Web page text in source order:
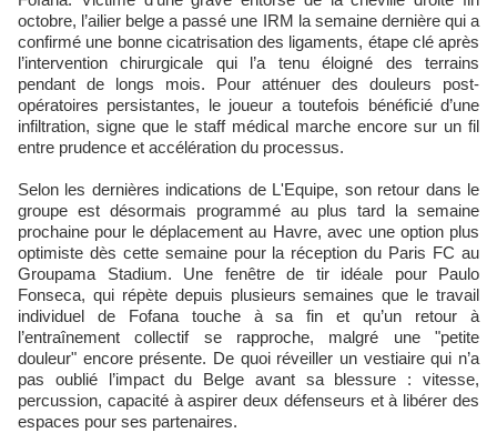
octobre, l’ailier belge a passé une IRM la semaine dernière qui a
confirmé une bonne cicatrisation des ligaments, étape clé après
l’intervention chirurgicale qui l’a tenu éloigné des terrains
pendant de longs mois. Pour atténuer des douleurs post-
opératoires persistantes, le joueur a toutefois bénéficié d’une
infiltration, signe que le staff médical marche encore sur un fil
entre prudence et accélération du processus.
Selon les dernières indications de L'Equipe, son retour dans le
groupe est désormais programmé au plus tard la semaine
prochaine pour le déplacement au Havre, avec une option plus
optimiste dès cette semaine pour la réception du Paris FC au
Groupama Stadium. Une fenêtre de tir idéale pour Paulo
Fonseca, qui répète depuis plusieurs semaines que le travail
individuel de Fofana touche à sa fin et qu’un retour à
l’entraînement collectif se rapproche, malgré une "petite
douleur" encore présente. De quoi réveiller un vestiaire qui n’a
pas oublié l’impact du Belge avant sa blessure : vitesse,
percussion, capacité à aspirer deux défenseurs et à libérer des
espaces pour ses partenaires.